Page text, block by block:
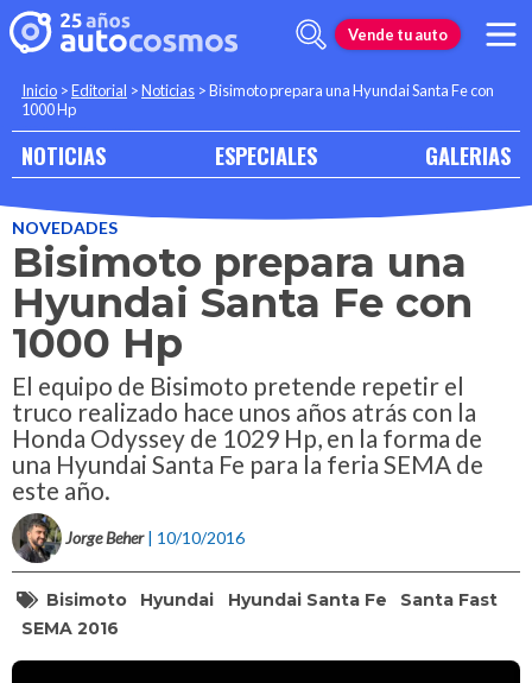
Vende tu auto
Inicio >Editorial >Noticias >Bisimoto prepara una Hyundai Santa Fe con
1000 Hp
NOTICIAS ESPECIALES GALERIAS
NOVEDADES
Bisimoto prepara una
Hyundai Santa Fe con
1000 Hp
El equipo de Bisimoto pretende repetir el
truco realizado hace unos años atrás con la
Honda Odyssey de 1029 Hp, en la forma de
una Hyundai Santa Fe para la feria SEMA de
este año.
Jorge Beher | 10/10/2016
Bisimoto Hyundai Hyundai Santa Fe
Santa Fast
SEMA 2016